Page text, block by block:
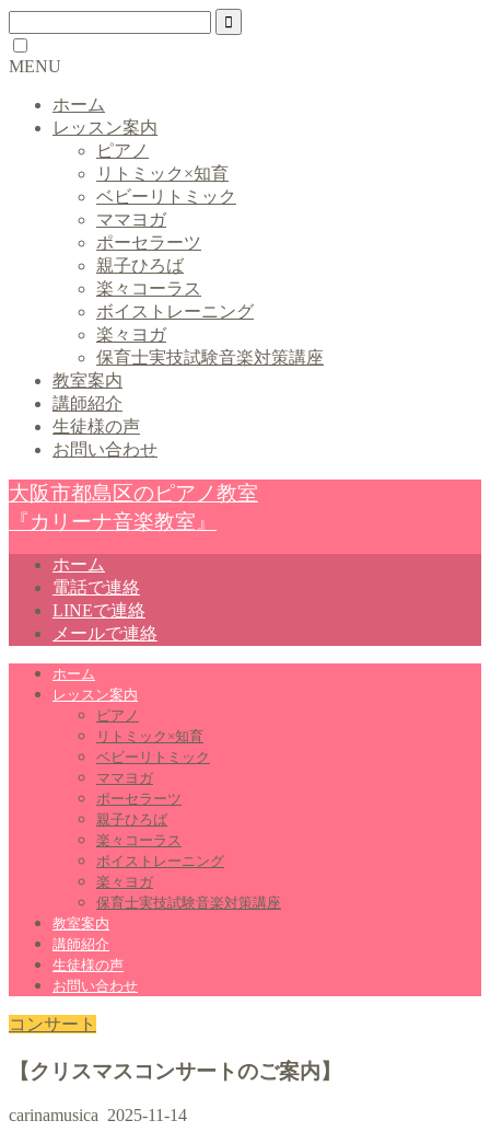
MENU
ホーム
レッスン案内
ピアノ
リトミック×知育
ベビーリトミック
ママヨガ
ポーセラーツ
親子ひろば
楽々コーラス
ボイストレーニング
楽々ヨガ
保育士実技試験音楽対策講座
教室案内
講師紹介
生徒様の声
お問い合わせ
大阪市都島区のピアノ教室
『カリーナ音楽教室』
ホーム
電話で連絡
LINEで連絡
メールで連絡
ホーム
レッスン案内
ピアノ
リトミック×知育
ベビーリトミック
ママヨガ
ポーセラーツ
親子ひろば
楽々コーラス
ボイストレーニング
楽々ヨガ
保育士実技試験音楽対策講座
教室案内
講師紹介
生徒様の声
お問い合わせ
コンサート
【クリスマスコンサートのご案内】
carinamusica 2025-11-14